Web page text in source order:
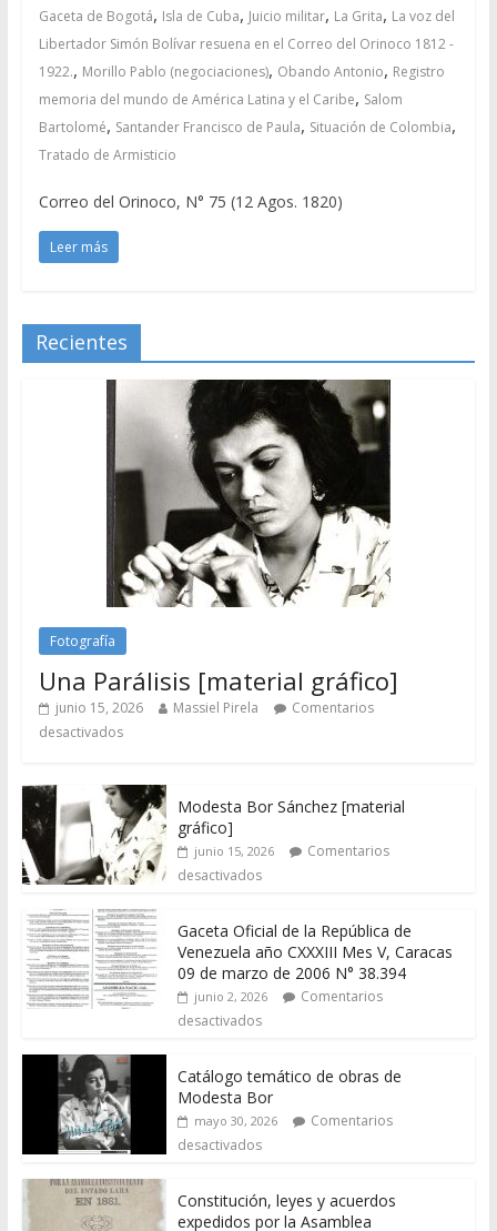
Gaceta de Bogotá, Isla de Cuba, Juicio militar, La Grita, La voz del
Libertador Simón Bolívar resuena en el Correo del Orinoco 1812 -
1922., Morillo Pablo (negociaciones), Obando Antonio, Registro
memoria del mundo de América Latina y el Caribe, Salom
Bartolomé, Santander Francisco de Paula, Situación de Colombia,
Tratado de Armisticio
Correo del Orinoco, N° 75 (12 Agos. 1820)
Leer más
Recientes
Fotografía
Una Parálisis [material gráfico]
junio 15, 2026 Massiel Pirela
Comentarios
desactivados
Modesta Bor Sánchez [material
gráfico]
junio 15, 2026
Comentarios
desactivados
Gaceta Oficial de la República de
Venezuela año CXXXIII Mes V, Caracas
09 de marzo de 2006 N° 38.394
junio 2, 2026
Comentarios
desactivados
Catálogo temático de obras de
Modesta Bor
mayo 30, 2026
Comentarios
desactivados
Constitución, leyes y acuerdos
expedidos por la Asamblea